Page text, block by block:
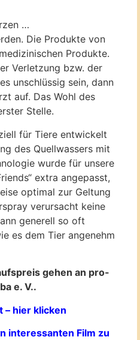
…
Die Produkte von
Produkte.
Verletzung bzw. der
unschlüssig sein, dann
auf. Das Wohl des
Stelle.
für Tiere entwickelt
des Quellwassers mit
wurde für unsere
extra angepasst,
optimal zur Geltung
verursacht keine
generell so oft
es dem Tier angenehm
gehen an pro-
e. V..
– hier klicken
interessanten Film zu